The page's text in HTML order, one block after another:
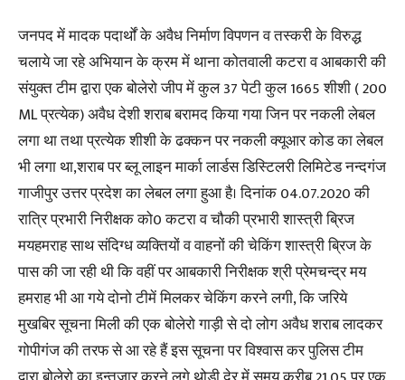
जनपद में मादक पदार्थों के अवैध निर्माण विपणन व तस्करी के विरुद्ध
चलाये जा रहे अभियान के क्रम में थाना कोतवाली कटरा व आबकारी की
संयुक्त टीम द्वारा एक बोलेरो जीप में कुल 37 पेटी कुल 1665 शीशी ( 200
ML प्रत्येक) अवैध देशी शराब बरामद किया गया जिन पर नकली लेबल
लगा था तथा प्रत्येक शीशी के ढक्कन पर नकली क्यूआर कोड का लेबल
भी लगा था,शराब पर ब्लू लाइन मार्का लार्डस डिस्टिलरी लिमिटेड नन्दगंज
गाजीपुर उत्तर प्रदेश का लेबल लगा हुआ है। दिनांक 04.07.2020 की
रात्रि प्रभारी निरीक्षक को0 कटरा व चौकी प्रभारी शास्त्री ब्रिज
मयहमराह साथ संदिग्ध व्यक्तियों व वाहनों की चेकिंग शास्त्री ब्रिज के
पास की जा रही थी कि वहीं पर आबकारी निरीक्षक श्री प्रेमचन्द्र मय
हमराह भी आ गये दोनो टीमें मिलकर चेकिंग करने लगी, कि जरिये
मुखबिर सूचना मिली की एक बोलेरो गाड़ी से दो लोग अवैध शराब लादकर
गोपीगंज की तरफ से आ रहे हैं इस सूचना पर विश्वास कर पुलिस टीम